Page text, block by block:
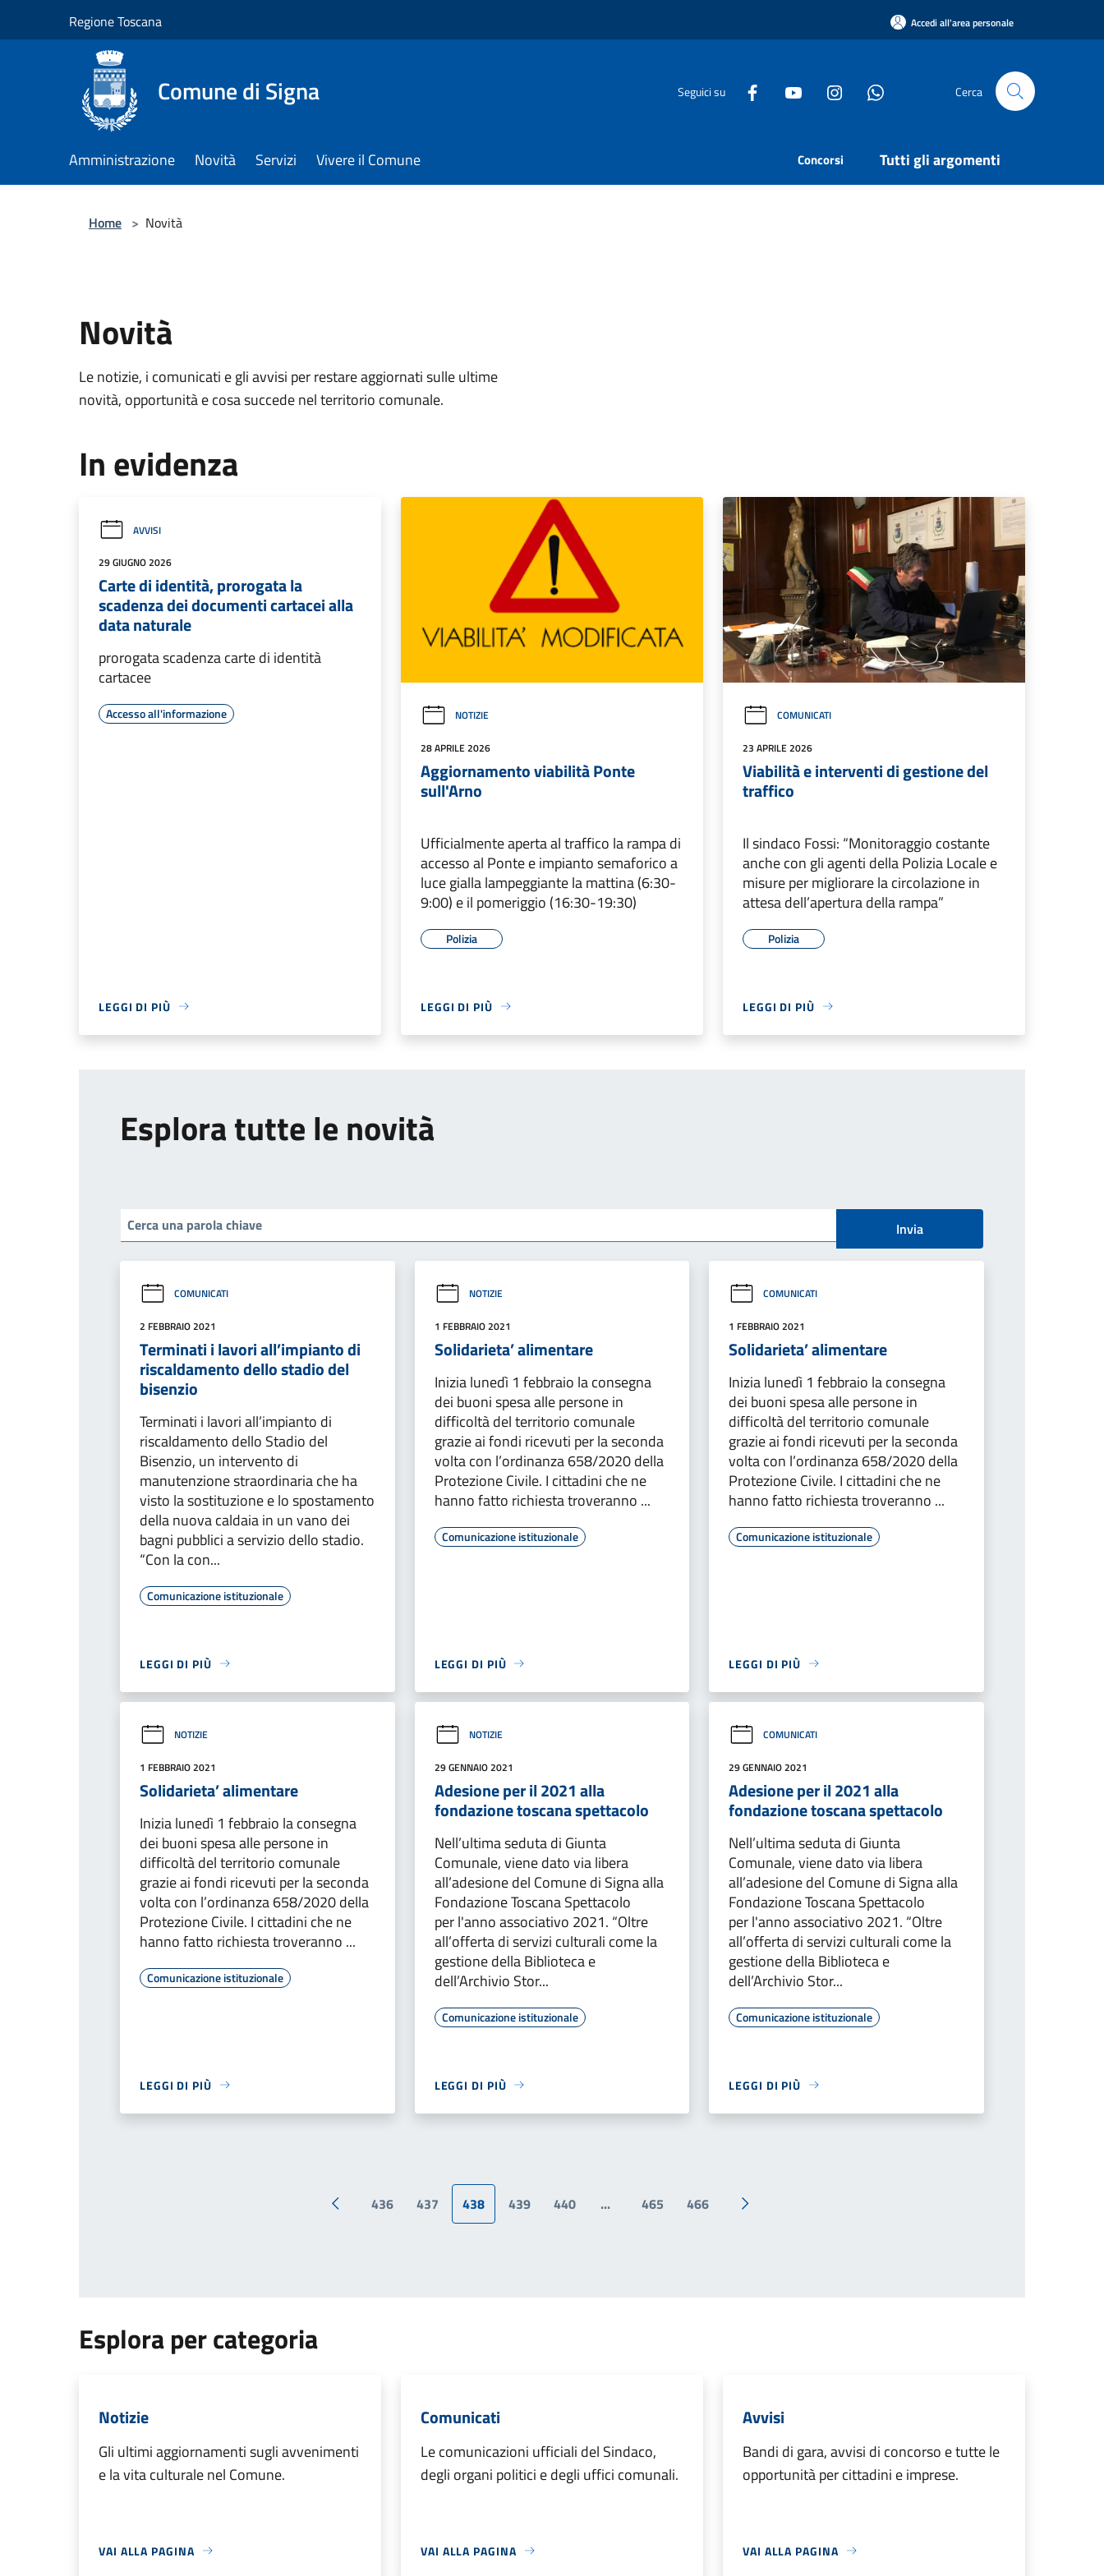
Regione Toscana Accedi all'area personale
Comune di Signa Seguici su Cerca
Amministrazione Novità Servizi Vivere il Comune Concorsi Tutti gli argomenti
Home > Novità
Novità
Le notizie, i comunicati e gli avvisi per restare aggiornati sulle ultime
novità, opportunità e cosa succede nel territorio comunale.
In evidenza
AVVISI
29 GIUGNO 2026
Carte di identità, prorogata la
scadenza dei documenti cartacei alla
data naturale
prorogata scadenza carte di identità
cartacee
Accesso all'informazione
LEGGI DI PIÙ
NOTIZIE
28 APRILE 2026
Aggiornamento viabilità Ponte
sull'Arno
Ufficialmente aperta al traffico la rampa di
accesso al Ponte e impianto semaforico a
luce gialla lampeggiante la mattina (6:30-
9:00) e il pomeriggio (16:30-19:30)
Polizia
LEGGI DI PIÙ
COMUNICATI
23 APRILE 2026
Viabilità e interventi di gestione del
traffico
Il sindaco Fossi: “Monitoraggio costante
anche con gli agenti della Polizia Locale e
misure per migliorare la circolazione in
attesa dell’apertura della rampa”
Polizia
LEGGI DI PIÙ
Esplora tutte le novità
Invia
COMUNICATI
2 FEBBRAIO 2021
Terminati i lavori all’impianto di
riscaldamento dello stadio del
bisenzio
Terminati i lavori all’impianto di
riscaldamento dello Stadio del
Bisenzio, un intervento di
manutenzione straordinaria che ha
visto la sostituzione e lo spostamento
della nuova caldaia in un vano dei
bagni pubblici a servizio dello stadio.
“Con la con...
Comunicazione istituzionale
LEGGI DI PIÙ
NOTIZIE
1 FEBBRAIO 2021
Solidarieta’ alimentare
Inizia lunedì 1 febbraio la consegna
dei buoni spesa alle persone in
difficoltà del territorio comunale
grazie ai fondi ricevuti per la seconda
volta con l’ordinanza 658/2020 della
Protezione Civile. I cittadini che ne
hanno fatto richiesta troveranno ...
Comunicazione istituzionale
LEGGI DI PIÙ
COMUNICATI
1 FEBBRAIO 2021
Solidarieta’ alimentare
Inizia lunedì 1 febbraio la consegna
dei buoni spesa alle persone in
difficoltà del territorio comunale
grazie ai fondi ricevuti per la seconda
volta con l’ordinanza 658/2020 della
Protezione Civile. I cittadini che ne
hanno fatto richiesta troveranno ...
Comunicazione istituzionale
LEGGI DI PIÙ
NOTIZIE
1 FEBBRAIO 2021
Solidarieta’ alimentare
Inizia lunedì 1 febbraio la consegna
dei buoni spesa alle persone in
difficoltà del territorio comunale
grazie ai fondi ricevuti per la seconda
volta con l’ordinanza 658/2020 della
Protezione Civile. I cittadini che ne
hanno fatto richiesta troveranno ...
Comunicazione istituzionale
LEGGI DI PIÙ
NOTIZIE
29 GENNAIO 2021
Adesione per il 2021 alla
fondazione toscana spettacolo
Nell’ultima seduta di Giunta
Comunale, viene dato via libera
all’adesione del Comune di Signa alla
Fondazione Toscana Spettacolo
per l'anno associativo 2021. “Oltre
all’offerta di servizi culturali come la
gestione della Biblioteca e
dell’Archivio Stor...
Comunicazione istituzionale
LEGGI DI PIÙ
COMUNICATI
29 GENNAIO 2021
Adesione per il 2021 alla
fondazione toscana spettacolo
Nell’ultima seduta di Giunta
Comunale, viene dato via libera
all’adesione del Comune di Signa alla
Fondazione Toscana Spettacolo
per l'anno associativo 2021. “Oltre
all’offerta di servizi culturali come la
gestione della Biblioteca e
dell’Archivio Stor...
Comunicazione istituzionale
LEGGI DI PIÙ
Pagina precedente
436 437 438 439 440 ... 465 466
Pagina successiva
Esplora per categoria
Notizie
Gli ultimi aggiornamenti sugli avvenimenti
e la vita culturale nel Comune.
VAI ALLA PAGINA
Comunicati
Le comunicazioni ufficiali del Sindaco,
degli organi politici e degli uffici comunali.
VAI ALLA PAGINA
Avvisi
Bandi di gara, avvisi di concorso e tutte le
opportunità per cittadini e imprese.
VAI ALLA PAGINA